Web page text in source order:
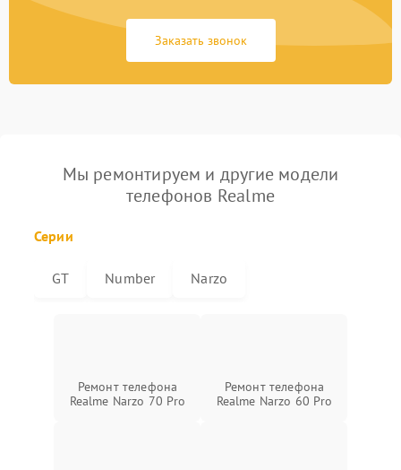
Заказать звонок
Мы ремонтируем и другие модели
телефонов Realme
Серии
GT Number Narzo
Ремонт телефона
Realme Narzo 70 Pro
Ремонт телефона
Realme Narzo 60 Pro